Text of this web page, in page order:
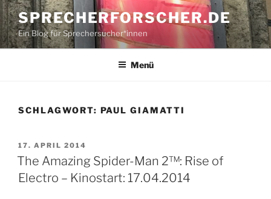
Zum
Inhalt
springen
SPRECHERFORSCHER.DE
Ein Blog für Sprechersucher*innen
Menü
SCHLAGWORT: PAUL GIAMATTI
VERÖFFENTLICHT
AM
17. APRIL 2014
The Amazing Spider-Man 2™: Rise of
Electro – Kinostart: 17.04.2014